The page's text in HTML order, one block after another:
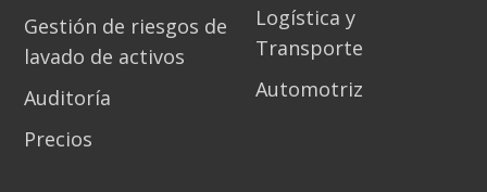
Gestión de riesgos de
lavado de activos
Auditoría
Precios
Logística y
Transporte
Automotriz